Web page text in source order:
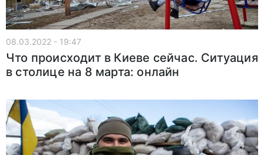
08.03.2022 - 19:47
Что происходит в Киеве сейчас. Ситуация
в столице на 8 марта: онлайн